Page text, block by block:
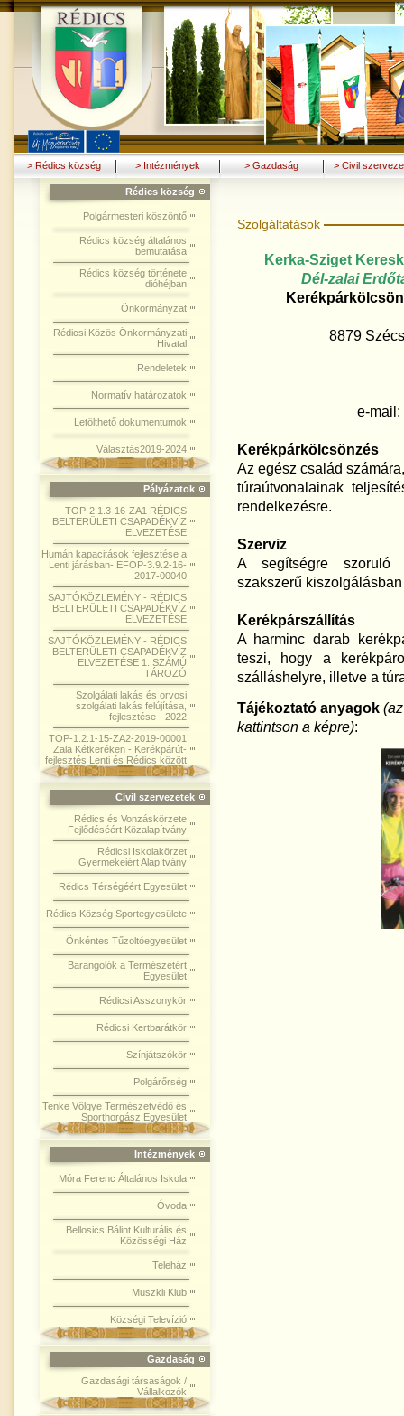
> Rédics község > Intézmények > Gazdaság > Civil
Rédics község
Polgármesteri köszöntő
Rédics község általános
bemutatása
Rédics község története
dióhéjban
Önkormányzat
Rédicsi Közös Önkormányzati
Hivatal
Rendeletek
Normatív határozatok
Letölthető dokumentumok
Választás2019-2024
Pályázatok
TOP-2.1.3-16-ZA1 RÉDICS
BELTERÜLETI CSAPADÉKVÍZ
ELVEZETÉSE
Humán kapacitások fejlesztése a
Lenti járásban- EFOP-3.9.2-16-
2017-00040
SAJTÓKÖZLEMÉNY - RÉDICS
BELTERÜLETI CSAPADÉKVÍZ
ELVEZETÉSE
SAJTÓKÖZLEMÉNY - RÉDICS
BELTERÜLETI CSAPADÉKVÍZ
ELVEZETÉSE 1. SZÁMÚ
TÁROZÓ
Szolgálati lakás és orvosi
szolgálati lakás felújítása,
fejlesztése - 2022
TOP-1.2.1-15-ZA2-2019-00001
Zala Kétkeréken - Kerékpárút-
fejlesztés Lenti és Rédics között
Civil szervezetek
Rédics és Vonzáskörzete
Fejlődéséért Közalapítvány
Rédicsi Iskolakörzet
Gyermekeiért Alapítvány
Rédics Térségéért Egyesület
Rédics Község Sportegyesülete
Önkéntes Tűzoltóegyesület
Barangolók a Természetért
Egyesület
Rédicsi Asszonykör
Rédicsi Kertbarátkör
Színjátszókör
Polgárőrség
Tenke Völgye Természetvédő és
Sporthorgász Egyesület
Intézmények
Móra Ferenc Általános Iskola
Óvoda
Bellosics Bálint Kulturális és
Közösségi Ház
Teleház
Muszkli Klub
Községi Televízió
Gazdaság
Gazdasági társaságok /
Vállalkozók
Szolgáltatások
Kerka-Sziget
Dél-zalai
8879
e-mail:
Kerékpárkölcsönzés
Az egész család
túraútvonalainak
rendelkezésre.
Szerviz
A segítségre szoruló
szakszerű
Kerékpárszállítás
A harminc darab
teszi, hogy a
szálláshelyre, illetve a
Tájékoztató anyagok
kattintson a képre):